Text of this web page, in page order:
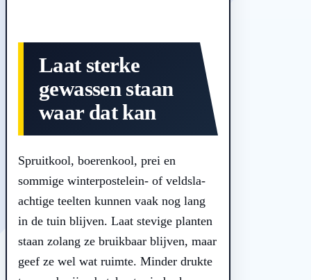
Laat sterke
gewassen staan
waar dat kan
Spruitkool, boerenkool, prei en
sommige winterpostelein- of veldsla-
achtige teelten kunnen vaak nog lang
in de tuin blijven. Laat stevige planten
staan zolang ze bruikbaar blijven, maar
geef ze wel wat ruimte. Minder drukte